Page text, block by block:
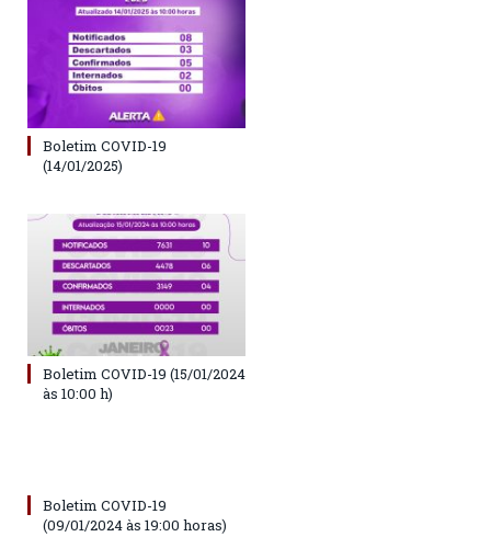
Boletim COVID-19
(14/01/2025)
Boletim COVID-19 (15/01/2024
às 10:00 h)
Boletim COVID-19
(09/01/2024 às 19:00 horas)